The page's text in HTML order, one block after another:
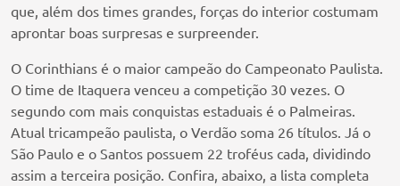
que, além dos times grandes, forças do interior costumam
aprontar boas surpresas e surpreender.
O Corinthians é o maior campeão do Campeonato Paulista.
O time de Itaquera venceu a competição 30 vezes. O
segundo com mais conquistas estaduais é o Palmeiras.
Atual tricampeão paulista, o Verdão soma 26 títulos. Já o
São Paulo e o Santos possuem 22 troféus cada, dividindo
assim a terceira posição. Confira, abaixo, a lista completa